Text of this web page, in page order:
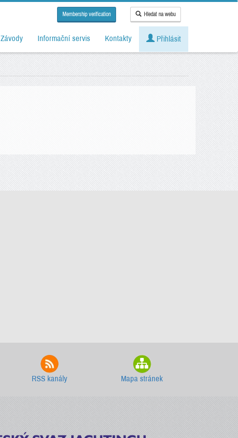
Membership verification Hledat na webu
Závody Informační servis Kontakty Přihlásit
RSS kanály Mapa stránek